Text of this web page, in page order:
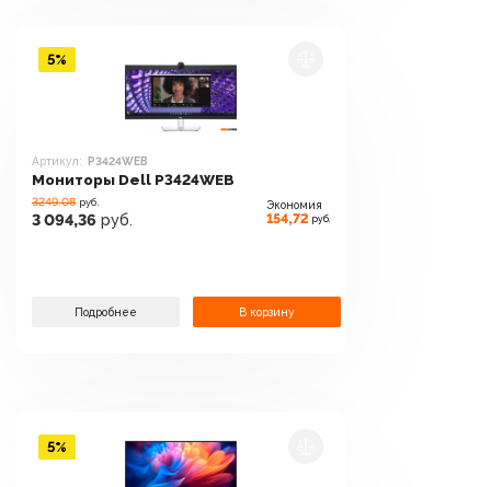
Артикул: P3424WEB
Мониторы Dell P3424WEB
3249.08 руб.
3 094,36 руб.
Экономия
154,72 руб.
Подробнее В корзину
5%
5%